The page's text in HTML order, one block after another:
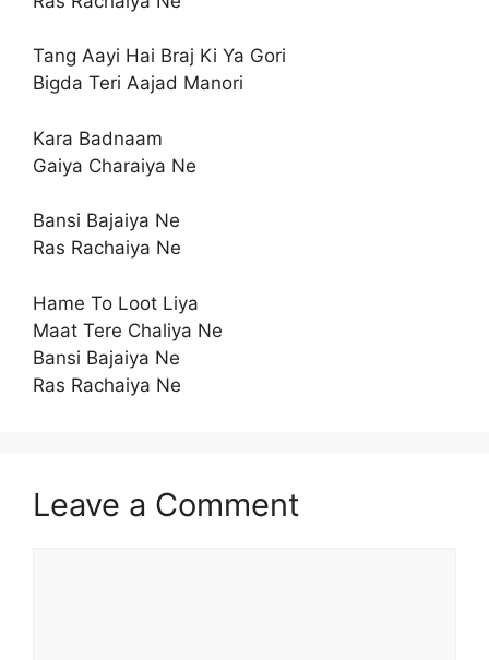
Tang Aayi Hai Braj Ki Ya Gori
Bigda Teri Aajad Manori
Kara Badnaam
Gaiya Charaiya Ne
Bansi Bajaiya Ne
Ras Rachaiya Ne
Hame To Loot Liya
Maat Tere Chaliya Ne
Bansi Bajaiya Ne
Ras Rachaiya Ne
Leave a Comment